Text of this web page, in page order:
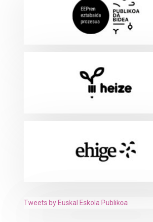
Tweets by Euskal Eskola Publikoa